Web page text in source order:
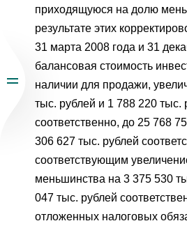
приходящуюся на долю
результате этих
31 марта 2008 года и 31
балансовая стоимость
наличии для продажи,
тыс. рублей и 1 788 220 тыс.
соответственно, до 25 768
306 627 тыс. рублей
соответствующим
меньшинства на 3 375 530
047 тыс. рублей
отложенных налоговых